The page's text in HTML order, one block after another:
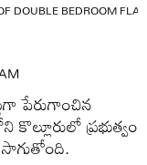
DOUBLE BEDROOM
పేరుగాంచిన
ప్రభుత్వం